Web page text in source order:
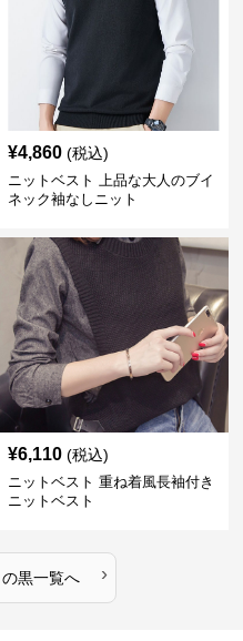
¥4,860 (税込)
ニットベスト 上品な大人のブイ
ネック袖なしニット
¥6,110 (税込)
ニットベスト 重ね着風長袖付き
ニットベスト
の黒一覧へ ›